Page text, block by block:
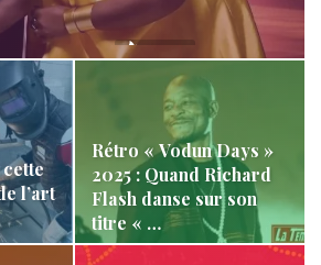
Mar 22, 2025 1 214
l’art
Rétro « Vodun Days »
2025 : Quand Richard
Flash danse sur son
titre « …